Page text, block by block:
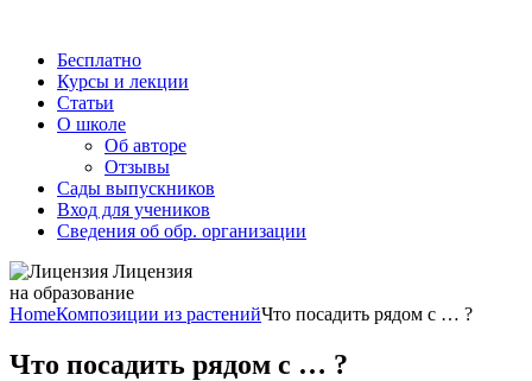
Бесплатно
Курсы и лекции
Статьи
О школе
Об авторе
Отзывы
Сады выпускников
Вход для учеников
Сведения об обр. организации
Лицензия
на образование
HomeКомпозиции из растенийЧто посадить рядом с … ?
Что посадить рядом с … ?